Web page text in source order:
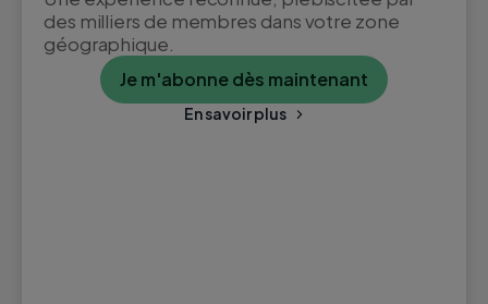
des milliers de membres dans votre zone
géographique.
Je m'abonne dès maintenant
En savoir plus